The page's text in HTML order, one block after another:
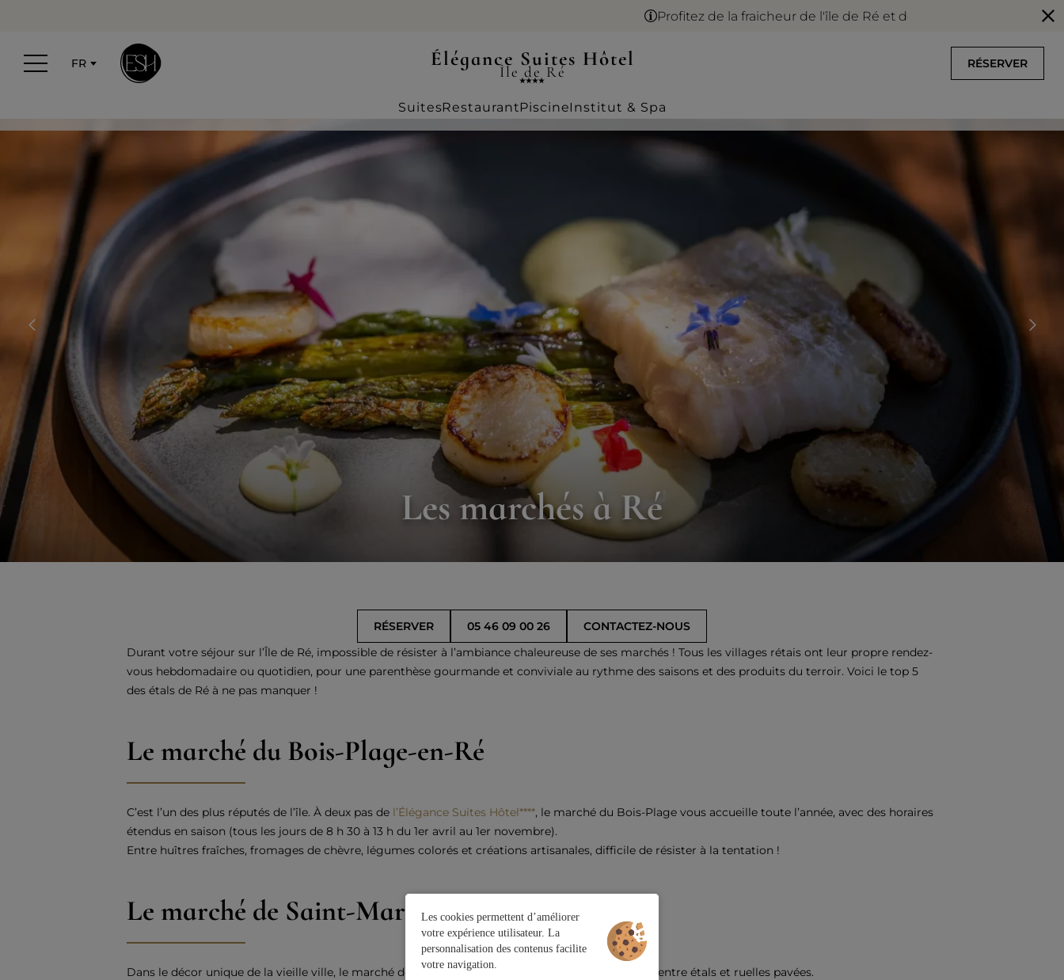
Profitez de la fraicheur de l'île de Ré et de nos infrastructures
FR Élégance Suites Hôtel
Île de Ré RÉSERVER
SuitesRestaurantPiscineInstitut & Spa
Les marchés à Ré
RÉSERVER 05 46 09 00 26
CONTACTEZ-NOUS
Durant votre séjour sur l’Île de Ré, impossible de résister à l’ambiance chaleureuse de ses marchés ! Tous les villages rétais ont leur propre rendez-
vous hebdomadaire ou quotidien, pour une parenthèse gourmande et conviviale au rythme des saisons et des produits du terroir. Voici le top 5
des étals de Ré à ne pas manquer !
Le marché du Bois-Plage-en-Ré
C’est l’un des plus réputés de l’île. À deux pas de l’Élégance Suites Hôtel****, le marché du Bois-Plage vous accueille toute l’année, avec des horaires
étendus en saison (tous les jours de 8 h 30 à 13 h du 1er avril au 1er novembre).
Entre huîtres fraîches, fromages de chèvre, légumes colorés et créations artisanales, difficile de résister à la tentation !
Le marché de Saint-Martin-de-Ré
Dans le décor unique de la vieille ville, le marché de Saint-Martin-de-Ré vous invite à une balade entre étals et ruelles pavées.
Les cookies permettent d’améliorer
votre expérience utilisateur. La
personnalisation des contenus facilite
votre navigation.